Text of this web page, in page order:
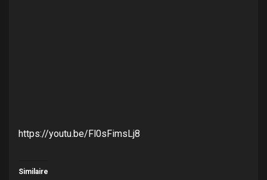
https://youtu.be/Fl0sFimsLj8
Similaire